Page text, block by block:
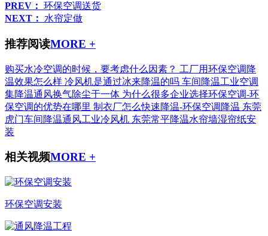
PREV： 环保空调送货
NEXT：
水帘定做
推荐阅读MORE +
购买水冷空调的时候，要考虑什么因素？ 工厂用环保空调降
温效果怎么样 冷风机是通过冰来降温的吗 车间降温工业空调
集降温通风换气除尘于一体 为什么很多企业选择环保空调-环
保空调的优势在哪里 制衣厂怎么快速降温-环保空调降温 东莞
虎门车间降温通风工业冷风机 东莞常平降温水帘墙湿帘纸安
装
相关视频MORE +
环保空调安装